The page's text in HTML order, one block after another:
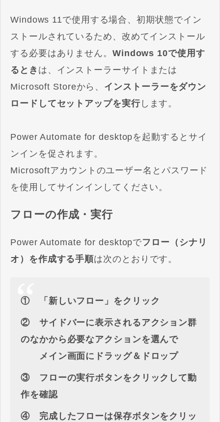
Windows 11で使用する場合、初期状態でイン
ストールされているため、改めてインストール
する必要はありません。 Windows 10で使用す
るとき は、インストーラーサイトまたは
Microsoft Storeから、 インストーラーをダウン
ロードしてセットアップを実行します。
Power Automate for desktopを起動するとサイ
ンインを促されます。
Microsoftアカウントのユーザー名とパスワード
を使用してサインインしてください。
フローの作成・実行
Power Automate for desktopでフロー（シナリ
オ）を作成する手順は次のとおりです。
① 「新しいフロー」をクリック
② サイドバーに表示されるアクション群
のなかから必要なアクションを選んで
メイン画面にドラッグ＆ドロップ
③ フローの実行ボタンをクリックして動
作を確認
④ 完成したフローは保存ボタンをクリッ